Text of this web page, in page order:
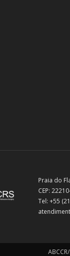
Praia do
CEP:
Tel: +55